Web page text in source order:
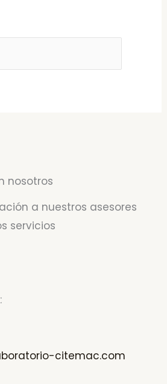
nosotros
a nuestros asesores
servicios
citemac.com